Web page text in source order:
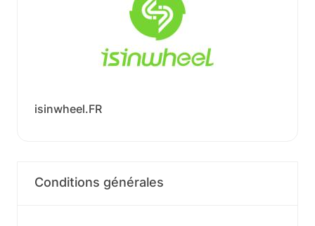
isinwheel.FR
Conditions générales